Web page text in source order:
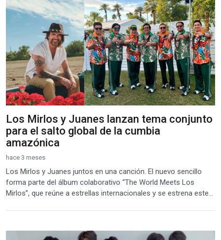
Los Mirlos y Juanes lanzan tema conjunto
para el salto global de la cumbia
amazónica
hace 3 meses
Los Mirlos y Juanes juntos en una canción. El nuevo sencillo
forma parte del álbum colaborativo “The World Meets Los
Mirlos”, que reúne a estrellas internacionales y se estrena este...